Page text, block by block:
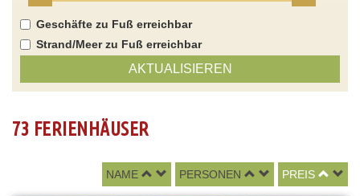
Geschäfte zu Fuß erreichbar
Strand/Meer zu Fuß erreichbar
AKTUALISIEREN
73 FERIENHÄUSER
NAME PERSONEN PREIS